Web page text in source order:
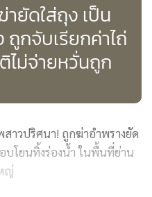
งมีฐานะ จากทางประเทศจีน
พฯ เป็นเมืองที่นักท่องเที่ยว
าษาไทย เพื่อที่จะมาทำงาน
อให้กลมกลืนกับคนไทยได้
ทยเยอะ ส่วนตรงนี้ก็จะมีแก๊ง
ลคนเดินทางมานักศึกษาเดิน
จะเก็บข้อมูลและดำเนินการ
ามอยู่ตลอด
งเจ้าหน้าที่ก็พยายามเก็บ
นทางอันไหนมีประวัติก็จะ
ยัดใส่ถุง เป็น
กจับเรียกค่าไถ่
ไม่จ่ายหวั่นถูก
าวปริศนา! ถูกฆ่าอำพรางยัด
บโยนทิ้งร่องน้ำ ในพื้นที่ย่าน
ญ่